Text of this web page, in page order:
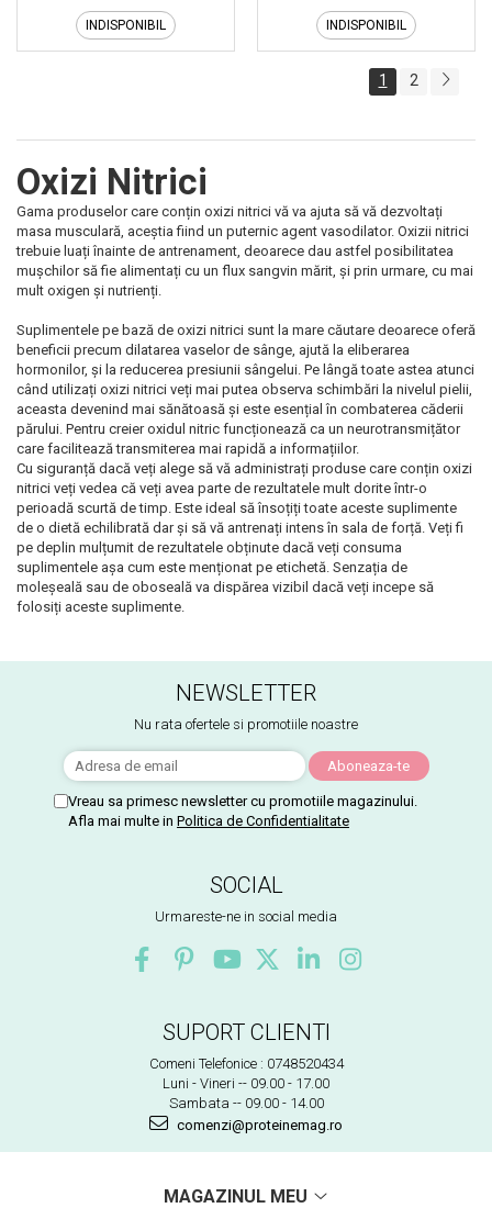
INDISPONIBIL INDISPONIBIL
1 2
Oxizi Nitrici
Gama produselor care conțin oxizi nitrici vă va ajuta să vă dezvoltați
masa musculară, aceștia fiind un puternic agent vasodilator. Oxizii nitrici
trebuie luați înainte de antrenament, deoarece dau astfel posibilitatea
mușchilor să fie alimentați cu un flux sangvin mărit, și prin urmare, cu mai
mult oxigen și nutrienți.
Suplimentele pe bază de oxizi nitrici sunt la mare căutare deoarece oferă
beneficii precum dilatarea vaselor de sânge, ajută la eliberarea
hormonilor, și la reducerea presiunii sângelui. Pe lângă toate astea atunci
când utilizați oxizi nitrici veți mai putea observa schimbări la nivelul pielii,
aceasta devenind mai sănătoasă și este esențial în combaterea căderii
părului. Pentru creier oxidul nitric funcționează ca un neurotransmițător
care facilitează transmiterea mai rapidă a informațiilor.
Cu siguranță dacă veți alege să vă administrați produse care conțin oxizi
nitrici veți vedea că veți avea parte de rezultatele mult dorite într-o
perioadă scurtă de timp. Este ideal să însoțiți toate aceste suplimente
de o dietă echilibrată dar și să vă antrenați intens în sala de forță. Veți fi
pe deplin mulțumit de rezultatele obținute dacă veți consuma
suplimentele așa cum este menționat pe etichetă. Senzația de
moleșeală sau de oboseală va dispărea vizibil dacă veți incepe să
folosiți aceste suplimente.
NEWSLETTER
Nu rata ofertele si promotiile noastre
Vreau sa primesc newsletter cu promotiile magazinului.
Afla mai multe in Politica de Confidentialitate
SOCIAL
Urmareste-ne in social media
SUPORT CLIENTI
Comeni Telefonice : 0748520434
Luni - Vineri -- 09.00 - 17.00
Sambata -- 09.00 - 14.00
comenzi@proteinemag.ro
MAGAZINUL MEU